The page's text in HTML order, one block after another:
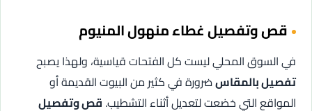
قص وتفصيل غطاء منهول المنيوم
في السوق المحلي ليست كل الفتحات قياسية، ولهذا يصبح
تفصيل بالمقاسضرورة في كثير من البيوت القديمة أو
المواقع التي خضعت لتعديل أثناء التشطيب. قص وتفصيل